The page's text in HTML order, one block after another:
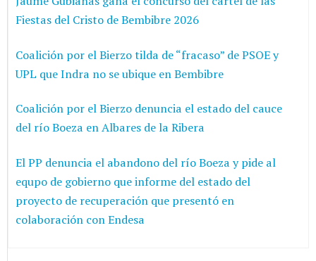
Fiestas del Cristo de Bembibre 2026
Coalición por el Bierzo tilda de “fracaso” de PSOE y
UPL que Indra no se ubique en Bembibre
Coalición por el Bierzo denuncia el estado del cauce
del río Boeza en Albares de la Ribera
El PP denuncia el abandono del río Boeza y pide al
equpo de gobierno que informe del estado del
proyecto de recuperación que presentó en
colaboración con Endesa